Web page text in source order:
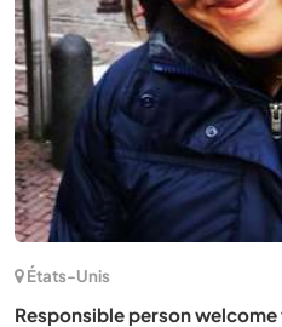
États-Unis
Responsible person